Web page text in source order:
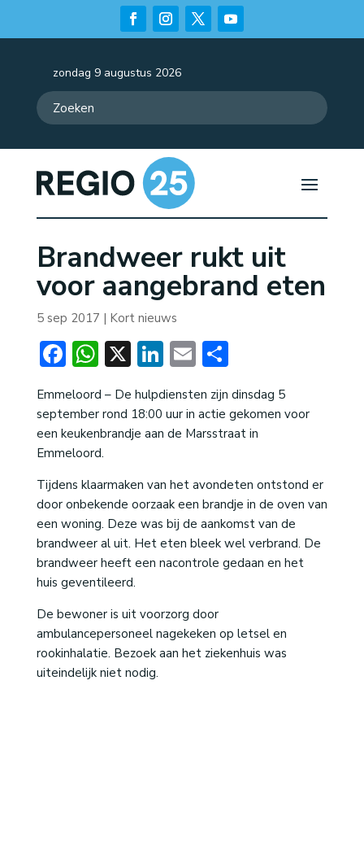
zondag 9 augustus 2026
Brandweer rukt uit
voor aangebrand eten
5 sep 2017 | Kort nieuws
Facebook
WhatsApp
X LinkedIn
EmailDelen
Emmeloord – De hulpdiensten zijn dinsdag 5
september rond 18:00 uur in actie gekomen voor
een keukenbrandje aan de Marsstraat in
Emmeloord.
Tijdens klaarmaken van het avondeten ontstond er
door onbekende oorzaak een brandje in de oven van
een woning. Deze was bij de aankomst van de
brandweer al uit. Het eten bleek wel verbrand. De
brandweer heeft een nacontrole gedaan en het
huis geventileerd.
De bewoner is uit voorzorg door
ambulancepersoneel nagekeken op letsel en
rookinhalatie. Bezoek aan het ziekenhuis was
uiteindelijk niet nodig.